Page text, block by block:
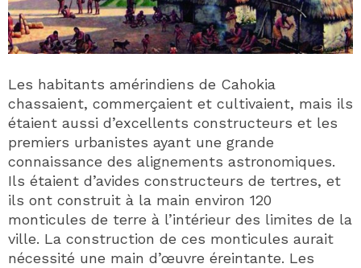
Les habitants amérindiens de Cahokia
chassaient, commerçaient et cultivaient, mais ils
étaient aussi d’excellents constructeurs et les
premiers urbanistes ayant une grande
connaissance des alignements astronomiques.
Ils étaient d’avides constructeurs de tertres, et
ils ont construit à la main environ 120
monticules de terre à l’intérieur des limites de la
ville. La construction de ces monticules aurait
nécessité une main d’œuvre éreintante. Les